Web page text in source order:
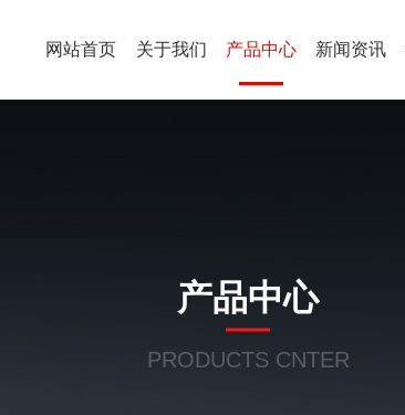
网站首页 关于我们 产品中心 新闻资讯
产品中心
PRODUCTS CNTER